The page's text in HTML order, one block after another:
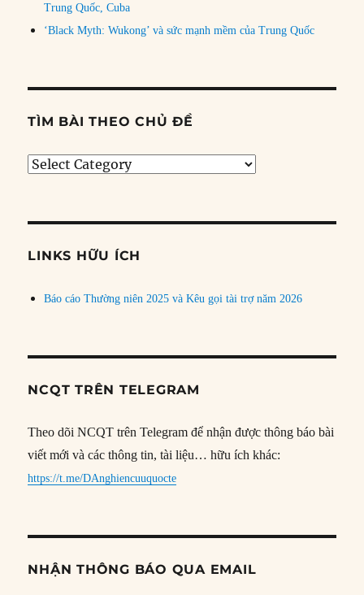
Trung Quốc, Cuba
‘Black Myth: Wukong’ và sức mạnh mềm của Trung Quốc
TÌM BÀI THEO CHỦ ĐỀ
Tìm
đề
LINKS HỮU ÍCH
Báo cáo Thường niên 2025 và Kêu gọi tài trợ năm 2026
NCQT TRÊN TELEGRAM
Theo dõi NCQT trên Telegram để nhận được thông báo bài
viết mới và các thông tin, tài liệu… hữu ích khác:
https://t.me/DAnghiencuuquocte
NHẬN THÔNG BÁO QUA EMAIL